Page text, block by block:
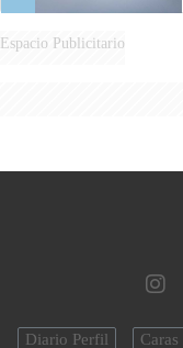
Espacio Publicitario
Diario Perfil Caras